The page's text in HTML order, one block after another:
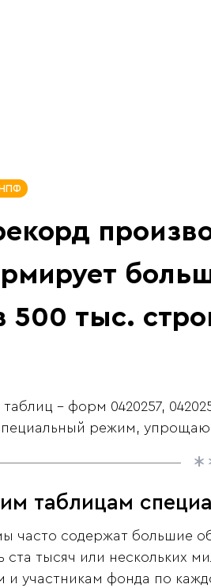
НПФ
тыс.
- форм 0420257,
режим,
таблицам
часто содержат большие
ста тысяч или нескольких
и участникам фонда по